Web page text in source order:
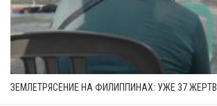
ЗЕМЛЕТРЯСЕНИЕ НА ФИЛИППИНАХ: УЖЕ 37 ЖЕРТВ